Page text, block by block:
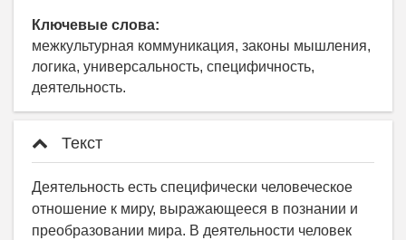
Ключевые слова:
межкультурная коммуникация, законы мышления,
логика, универсальность, специфичность,
деятельность.
Текст
Деятельность есть специфически человеческое
отношение к миру, выражающееся в познании и
преобразовании мира. В деятельности человек